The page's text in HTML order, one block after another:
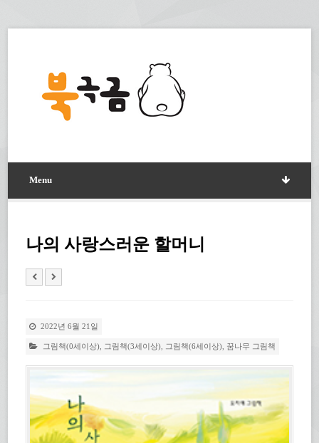
Menu
나의 사랑스러운 할머니
2022년 6월 21일
그림책(0세이상) 그림책(3세이상) 그림책(6세이상) 꿈나무 그림책